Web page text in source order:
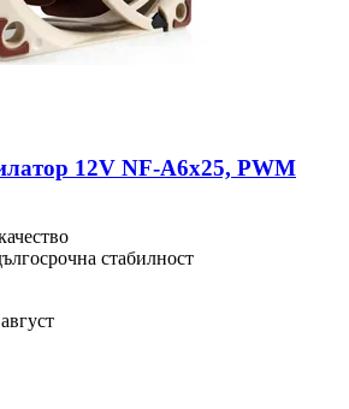
12V NF-​A6x25, PWM
стабилност